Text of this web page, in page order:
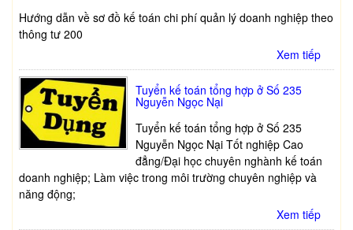
Hướng dẫn về sơ đồ kế toán chi phí quản lý doanh nghiệp theo
thông tư 200
Xem tiếp
Tuyển kế toán tổng hợp ở Số 235
Nguyễn Ngọc Nại
Tuyển kế toán tổng hợp ở Số 235
Nguyễn Ngọc Nại Tốt nghiệp Cao
đẳng/Đại học chuyên nghành kế toán
doanh nghiệp; Làm việc trong môi trường chuyên nghiệp và
năng động;
Xem tiếp